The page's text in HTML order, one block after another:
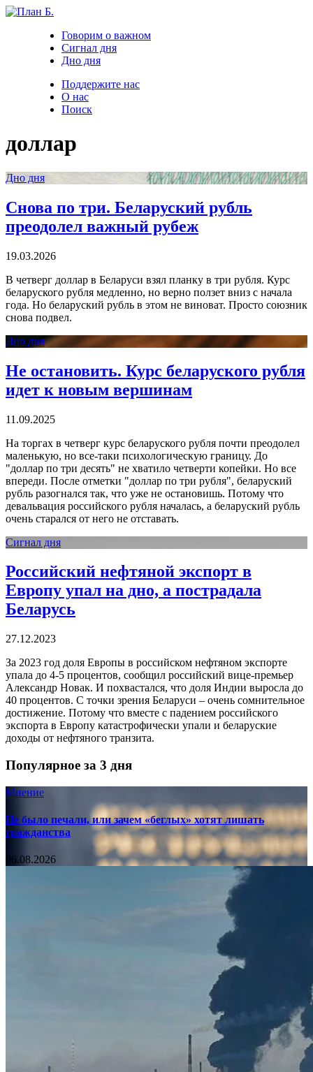
Говорим о важном
Сигнал дня
Дно дня
Поддержите нас
О нас
Поиск
доллар
Дно дня
Снова по три. Беларуский рубль
преодолел важный рубеж
19.03.2026
В четверг доллар в Беларуси взял планку в три рубля. Курс
беларуского рубля медленно, но верно ползет вниз с начала
года. Но беларуский рубль в этом не виноват. Просто союзник
снова подвел.
Дно дня
Не остановить. Курс беларуского рубля
идет к новым вершинам
11.09.2025
На торгах в четверг курс беларуского рубля почти преодолел
маленькую, но все-таки психологическую границу. До
"доллар по три десять" не хватило четверти копейки. Но все
впереди. После отметки "доллар по три рубля", беларуский
рубль разогнался так, что уже не остановишь. Потому что
девальвация российского рубля началась, а беларуский рубль
очень старался от него не отставать.
Сигнал дня
Российский нефтяной экспорт в
Европу упал на дно, а пострадала
Беларусь
27.12.2023
За 2023 год доля Европы в российском нефтяном экспорте
упала до 4-5 процентов, сообщил российский вице-премьер
Александр Новак. И похвастался, что доля Индии выросла до
40 процентов. С точки зрения Беларуси – очень сомнительное
достижение. Потому что вместе с падением российского
экспорта в Европу катастрофически упали и беларуские
доходы от нефтяного транзита.
Популярное за 3 дня
Мнение
Не было печали, или зачем «беглых» хотят лишать
гражданства
06.08.2026